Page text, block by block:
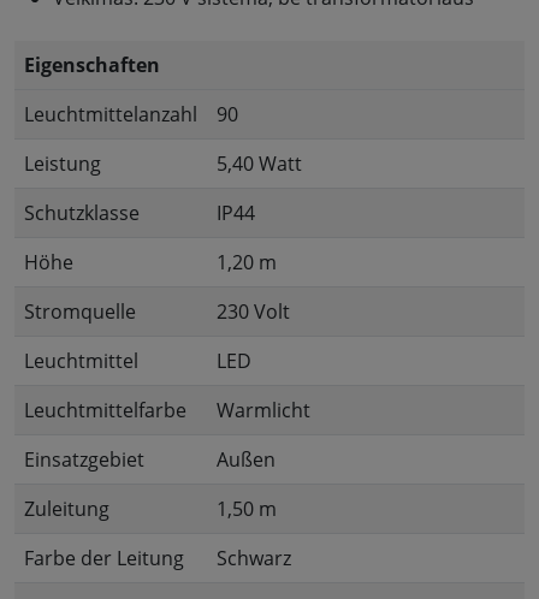
Eigenschaften
Leuchtmittelanzahl
90
Leistung
5,40 Watt
Schutzklasse
IP44
Höhe
1,20 m
Stromquelle
230 Volt
Leuchtmittel
LED
Leuchtmittelfarbe
Warmlicht
Einsatzgebiet
Außen
Zuleitung
1,50 m
Farbe der Leitung
Schwarz